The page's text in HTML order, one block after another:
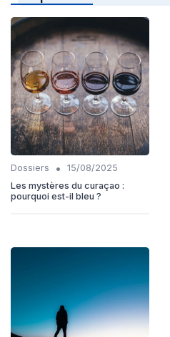
Dossiers •
15/08/2025
Les mystères du curaçao :
pourquoi est-il bleu ?